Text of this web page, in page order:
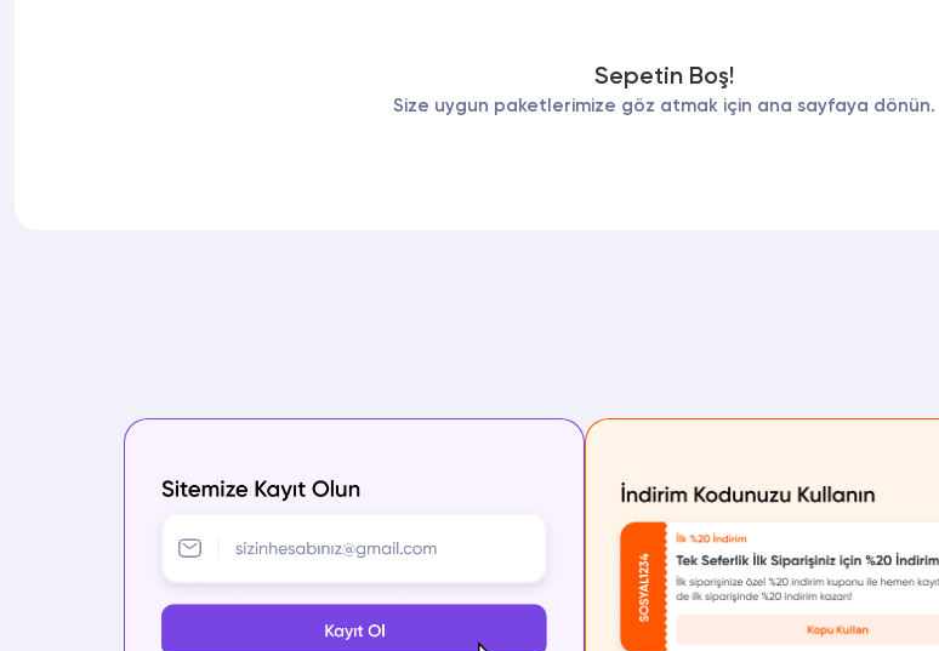
Sepetin Boş!
Size uygun paketlerimize göz atmak için ana sayfaya dönün.